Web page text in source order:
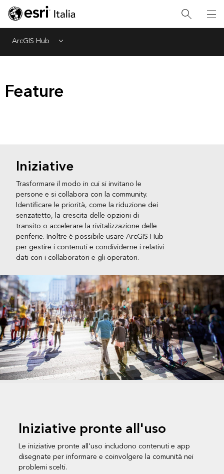
ArcGIS Hub Menu
Feature
Iniziative
Trasformare il modo in cui si invitano le
persone e si collabora con la community.
Identificare le priorità, come la riduzione dei
senzatetto, la crescita delle opzioni di
transito o accelerare la rivitalizzazione delle
periferie. Inoltre è possibile usare ArcGIS Hub
per gestire i contenuti e condividerne i relativi
dati con i collaboratori e gli operatori.
Iniziative pronte all'uso
Le iniziative pronte all'uso includono contenuti e app
disegnate per informare e coinvolgere la comunità nei
problemi scelti.